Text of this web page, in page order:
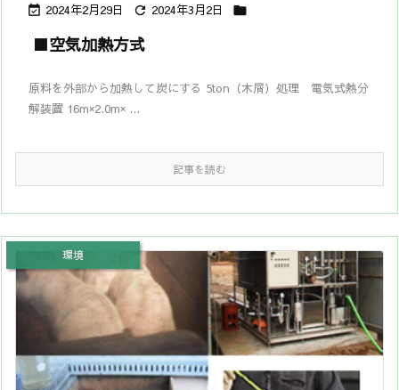
 2024年2月29日  2024年3月2日 
■空気加熱方式
原料を外部から加熱して炭にする 5ton（木屑）処理 電気式熱分
解装置 16m×2.0m× ...
記事を読む
環境